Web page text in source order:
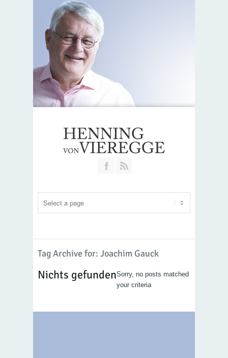
Join our Facebook Group
Tag Archive for: Joachim Gauck
Nichts gefundenSorry, no posts matched
your criteria